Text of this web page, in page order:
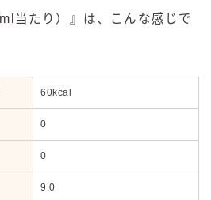
当たり）』は、こんな感じで
60kcal
0
0
9.0